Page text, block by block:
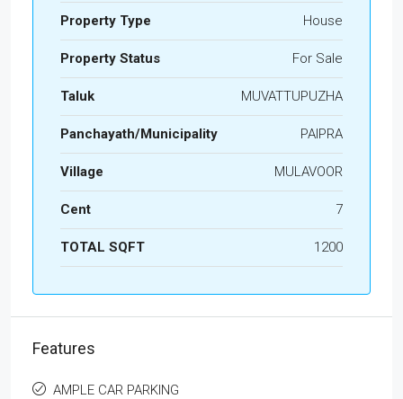
Property Type House
Property Status For Sale
Taluk MUVATTUPUZHA
Panchayath/Municipality PAIPRA
Village MULAVOOR
Cent 7
TOTAL SQFT 1200
Features
AMPLE CAR PARKING